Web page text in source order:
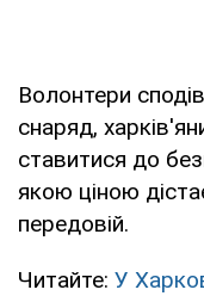
Волонтери
снаряд,
ставитися до
якою ціною
передовій.
Читайте: У